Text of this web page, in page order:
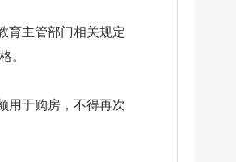
育主管部门相关规定
。
用于购房，不得再次